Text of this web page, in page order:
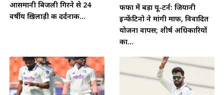
आसमानी बिजली गिरने से 24
वर्षीय ख़िलाड़ी की दर्दनाक...
फीफा में बड़ा यू-टर्न: जियानी
इन्फेंटिनो ने मांगी माफी, विवादित
योजना वापस; शीर्ष अधिकारियों
का...